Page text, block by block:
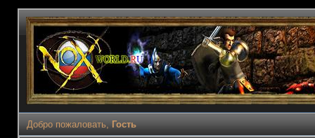
Добро пожаловать, Гость